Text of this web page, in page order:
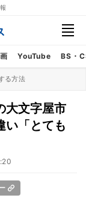
YouTube BS・
る方法
大文字屋市
「とても